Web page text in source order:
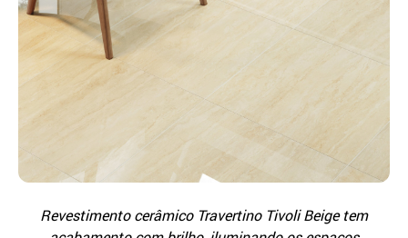
Revestimento cerâmico Travertino Tivoli Beige tem